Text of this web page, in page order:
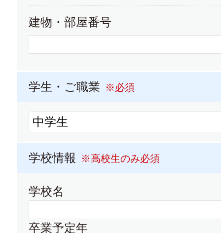
大学パンフレット
中京大学
大学パンフレット
建物・部屋番号
学生・ご職業 ※必須
学校情報 ※高校生のみ必須
学校名
卒業予定年